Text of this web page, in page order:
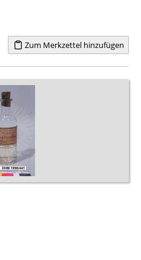
Zum Merkzettel hinzufügen